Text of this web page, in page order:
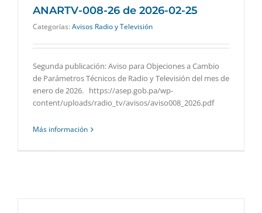
ANARTV-008-26 de 2026-02-25
Categorías: Avisos Radio y Televisión
Segunda publicación: Aviso para Objeciones a Cambio
de Parámetros Técnicos de Radio y Televisión del mes de
enero de 2026. https://asep.gob.pa/wp-
content/uploads/radio_tv/avisos/aviso008_2026.pdf
Más información